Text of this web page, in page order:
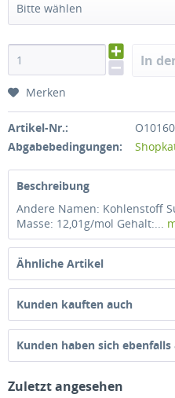
Bitte wählen
In
Merken
Artikel-Nr.:
O10160
Abgabebedingungen:
Beschreibung
Andere Namen: Kohlenstoff
Masse: 12,01g/mol Gehalt:...
Ähnliche Artikel
Kunden kauften auch
Kunden haben sich ebenfalls
Zuletzt angesehen